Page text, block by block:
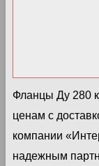
Фланцы Ду 280
ценам с
компании
надежным